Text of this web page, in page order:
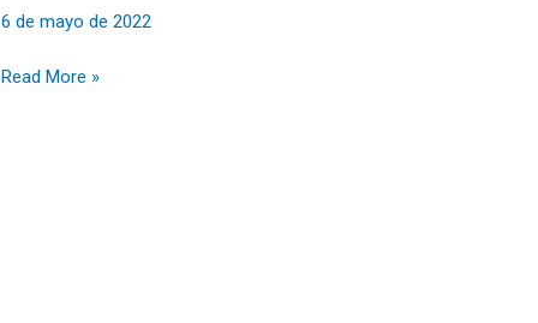
6 de mayo de 2022
Read More »